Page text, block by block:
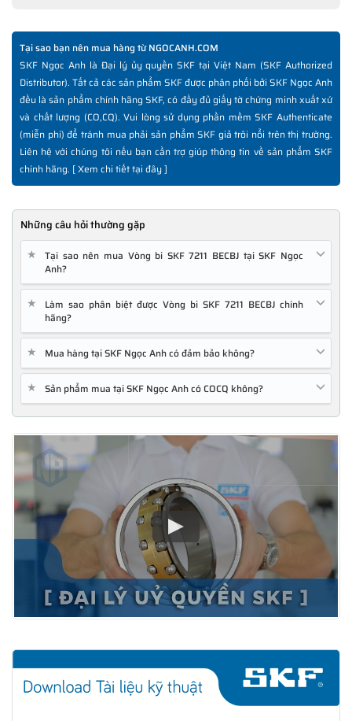
Tại sao bạn nên mua hàng từ NGOCANH.COM
SKF Ngọc Anh là Đại lý ủy quyền SKF tại Việt Nam (SKF Authorized
Distributor). Tất cả các sản phẩm SKF được phân phối bởi SKF Ngọc Anh
đều là sản phẩm chính hãng SKF, có đầy đủ giấy tờ chứng minh xuất xứ
và chất lượng (CO,CQ). Vui lòng sử dụng phần mềm SKF Authenticate
(miễn phí) để tránh mua phải sản phẩm SKF giả trôi nổi trên thị trường.
Liên hệ với chúng tôi nếu bạn cần trợ giúp thông tin về sản phẩm SKF
chính hãng. [Xem chi tiết tại đây]
Những câu hỏi thường gặp
★
Tại sao nên mua Vòng bi SKF 7211 BECBJ tại SKF Ngọc
Anh?
★
Làm sao phân biệt được Vòng bi SKF 7211 BECBJ chính
hãng?
★ Mua hàng tại SKF Ngọc Anh có đảm bảo không?
★ Sản phẩm mua tại SKF Ngọc Anh có COCQ không?